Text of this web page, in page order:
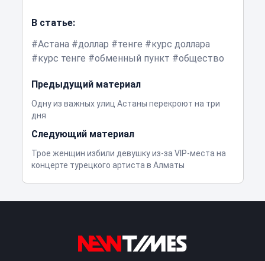
В статье:
Астана
доллар тенге
курс доллара
курс тенге
обменный пункт общество
Предыдущий материал
Одну из важных улиц Астаны перекроют на три
дня
Следующий материал
Трое женщин избили девушку из-за VIP-места на
концерте турецкого артиста в Алматы